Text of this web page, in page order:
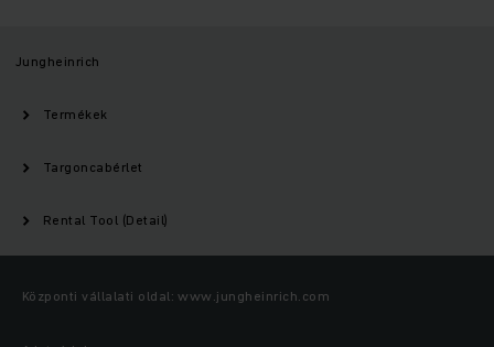
Jungheinrich
Termékek
Targoncabérlet
Rental Tool (Detail)
Központi vállalati oldal: www.jungheinrich.com